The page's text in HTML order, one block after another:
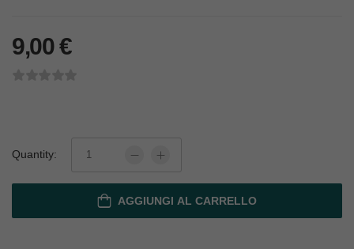
9,00€
Quantity:
AGGIUNGI AL CARRELLO